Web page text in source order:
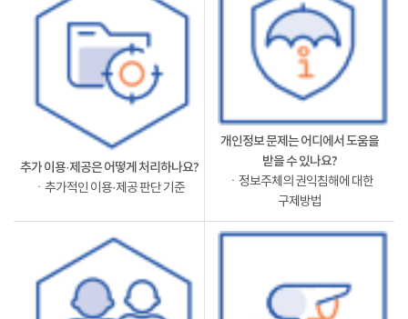
추가 이용·제공은 어떻게 처리하나요?
ㆍ추가적인 이용·제공 판단 기준
개인정보 문제는 어디에서 도움을
받을 수 있나요?
ㆍ정보주체의 권익침해에 대한
구제방법